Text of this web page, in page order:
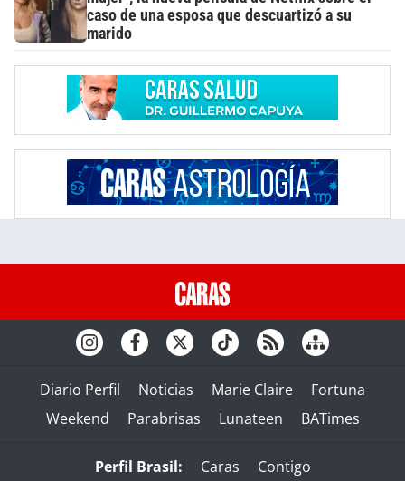
caso de una esposa que descuartizó a su
marido
Diario Perfil Noticias Marie Claire
Fortuna
Weekend
Parabrisas Lunateen BATimes
Perfil Brasil: Caras Contigo